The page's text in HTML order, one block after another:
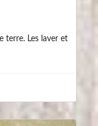
terre. Les laver et